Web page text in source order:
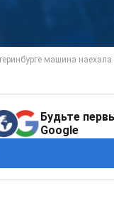
Будьте
Google